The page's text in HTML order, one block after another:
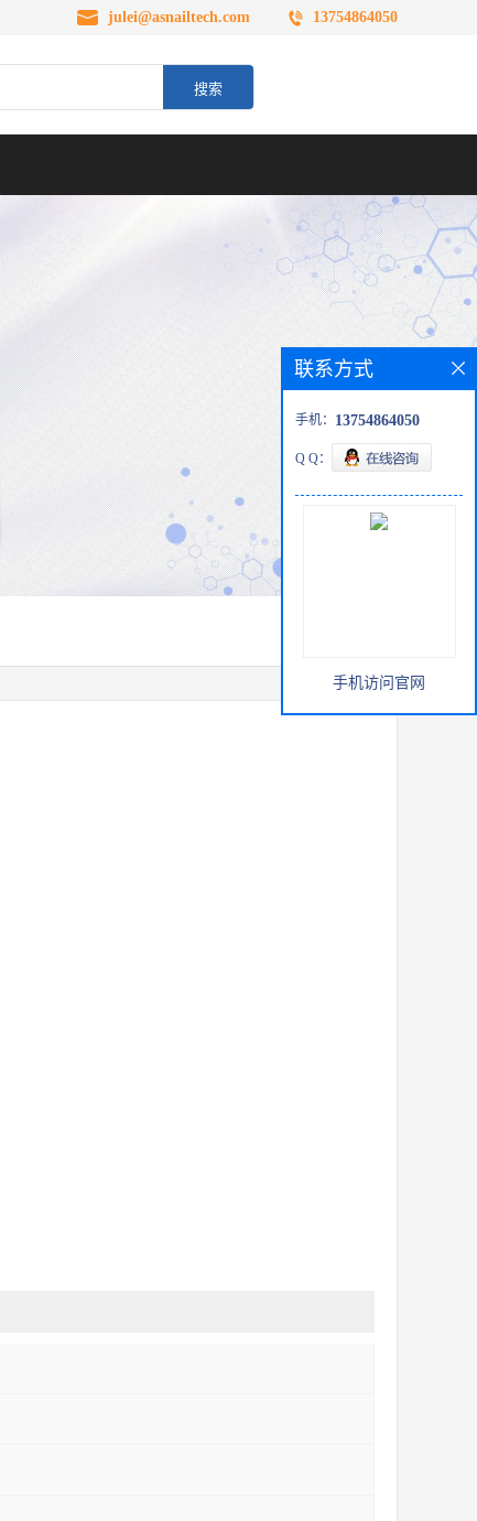
julei@asnailtech.com 13754864050
联系方式
手机： 13754864050
Q Q：
手机访问官网